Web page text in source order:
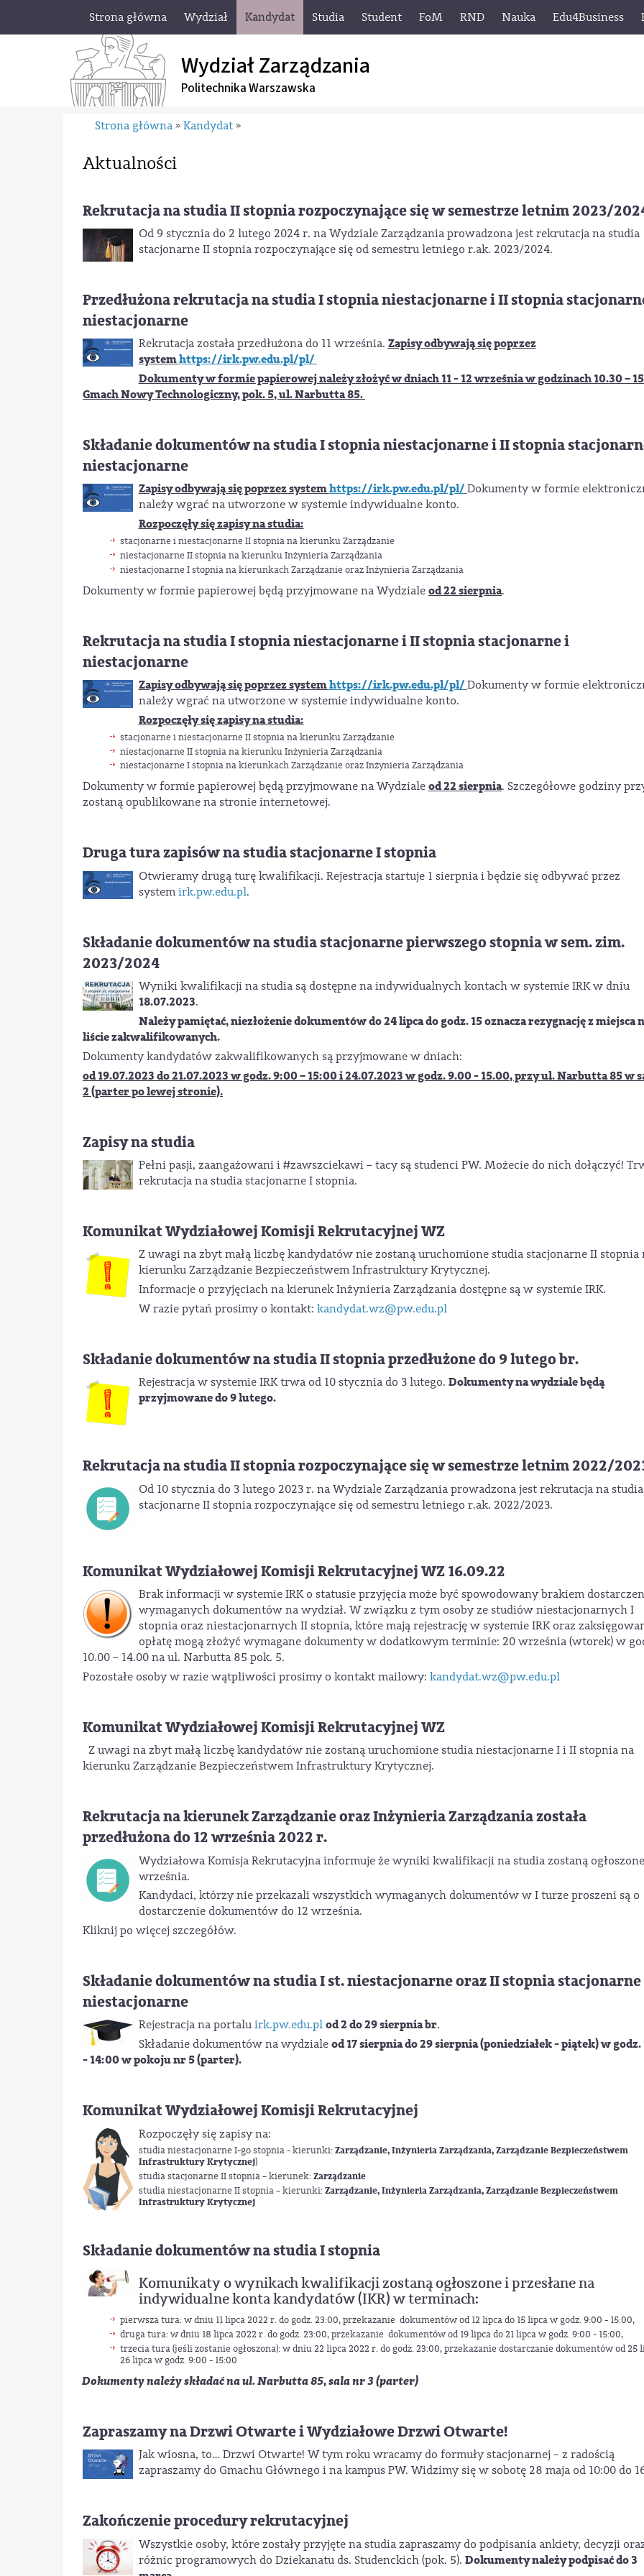
Strona główna Wydział Kandydat Studia Student FoM RND Nauka Edu4Business
Wydział Zarządzania
Politechnika Warszawska
Strona główna » Kandydat »
Aktualności
Rekrutacja na studia II stopnia rozpoczynające się w semestrze letnim 2023/
Od 9 stycznia do 2 lutego 2024 r. na Wydziale Zarządzania prowadzona jest rekrutacja na studia
stacjonarne II stopnia rozpoczynające się od semestru letniego r.ak. 2023/2024.
Przedłużona rekrutacja na studia I stopnia niestacjonarne i II stopnia
niestacjonarne
Rekrutacja została przedłużona do 11 września. Zapisy odbywają się poprzez
systemhttps://irk.pw.edu.pl/pl/
Dokumenty w formie papierowej należy złożyć w dniach 11 - 12 września w godzinach 10.30 –
Gmach Nowy Technologiczny, pok. 5, ul. Narbutta 85.
Składanie dokumentów na studia I stopnia niestacjonarne i II stopnia
niestacjonarne
Zapisy odbywają się poprzez systemhttps://irk.pw.edu.pl/pl/ Dokumenty w formie
należy wgrać na utworzone w systemie indywidualne konto.
Rozpoczęły się zapisy na studia:
stacjonarne i niestacjonarne II stopnia na kierunku Zarządzanie
niestacjonarne II stopnia na kierunku Inżynieria Zarządzania
niestacjonarne I stopnia na kierunkach Zarządzanie oraz Inżynieria Zarządzania
Dokumenty w formie papierowej będą przyjmowane na Wydziale od 22 sierpnia.
Rekrutacja na studia I stopnia niestacjonarne i II stopnia stacjonarne i
niestacjonarne
Zapisy odbywają się poprzez systemhttps://irk.pw.edu.pl/pl/ Dokumenty w formie
należy wgrać na utworzone w systemie indywidualne konto.
Rozpoczęły się zapisy na studia:
stacjonarne i niestacjonarne II stopnia na kierunku Zarządzanie
niestacjonarne II stopnia na kierunku Inżynieria Zarządzania
niestacjonarne I stopnia na kierunkach Zarządzanie oraz Inżynieria Zarządzania
Dokumenty w formie papierowej będą przyjmowane na Wydziale od 22 sierpnia. Szczegółowe godziny
zostaną opublikowane na stronie internetowej.
Druga tura zapisów na studia stacjonarne I stopnia
Otwieramy drugą turę kwalifikacji. Rejestracja startuje 1 sierpnia i będzie się odbywać przez
system irk.pw.edu.pl.
Składanie dokumentów na studia stacjonarne pierwszego stopnia w sem. zim.
2023/2024
Wyniki kwalifikacji na studia są dostępne na indywidualnych kontach w systemie IRK w dniu
18.07.2023.
Należy pamiętać, niezłożenie dokumentów do 24 lipca do godz. 15 oznacza rezygnację z miejsca
liście zakwalifikowanych.
Dokumenty kandydatów zakwalifikowanych są przyjmowane w dniach:
od 19.07.2023 do 21.07.2023w godz. 9:00 – 15:00 i 24.07.2023 w godz. 9.00 - 15.00, przy ul. Narbutta 85 w
2 (parter po lewej stronie).
Zapisy na studia
Pełni pasji, zaangażowani i #zawszciekawi – tacy są studenci PW. Możecie do nich dołączyć!
rekrutacja na studia stacjonarne I stopnia.
Komunikat Wydziałowej Komisji Rekrutacyjnej WZ
Z uwagi na zbyt małą liczbę kandydatów nie zostaną uruchomione studia stacjonarne II stopnia
kierunku Zarządzanie Bezpieczeństwem Infrastruktury Krytycznej.
Informacje o przyjęciach na kierunek Inżynieria Zarządzania dostępne są w systemie IRK.
W razie pytań prosimy o kontakt: kandydat.wz@pw.edu.pl
Składanie dokumentów na studia II stopnia przedłużone do 9 lutego br.
Rejestracja w systemie IRK trwa od 10 stycznia do 3 lutego. Dokumenty na wydziale będą
przyjmowane do 9 lutego.
Rekrutacja na studia II stopnia rozpoczynające się w semestrze letnim 2022/
Od 10 stycznia do 3 lutego 2023 r. na Wydziale Zarządzania prowadzona jest rekrutacja na studia
stacjonarne II stopnia rozpoczynające się od semestru letniego r.ak. 2022/2023.
Komunikat Wydziałowej Komisji Rekrutacyjnej WZ 16.09.22
Brak informacji w systemie IRK o statusie przyjęcia może być spowodowany brakiem
wymaganych dokumentów na wydział. W związku z tym osoby ze studiów niestacjonarnych I
stopnia oraz niestacjonarnych II stopnia, które mają rejestrację w systemie IRK oraz
opłatę mogą złożyć wymagane dokumenty w dodatkowym terminie: 20 września (wtorek) w
10.00 – 14.00 na ul. Narbutta 85 pok. 5.
Pozostałe osoby w razie wątpliwości prosimy o kontakt mailowy: kandydat.wz@pw.edu.pl
Komunikat Wydziałowej Komisji Rekrutacyjnej WZ
Z uwagi na zbyt małą liczbę kandydatów nie zostaną uruchomione studia niestacjonarne I i II stopnia na
kierunku Zarządzanie Bezpieczeństwem Infrastruktury Krytycznej.
Rekrutacja na kierunek Zarządzanie oraz Inżynieria Zarządzania została
przedłużona do 12 września 2022 r.
Wydziałowa Komisja Rekrutacyjna informuje że wyniki kwalifikacji na studia zostaną
września.
Kandydaci, którzy nie przekazali wszystkich wymaganych dokumentów w I turze proszeni są o
dostarczenie dokumentów do 12 września.
Kliknij po więcej szczegółów.
Składanie dokumentów na studia I st. niestacjonarne oraz II stopnia
niestacjonarne
Rejestracja na portalu irk.pw.edu.pl od 2 do 29 sierpnia br.
Składanie dokumentów na wydziale od 17 sierpnia do 29 sierpnia (poniedziałek - piątek) w
- 14:00 w pokoju nr 5 (parter).
Komunikat Wydziałowej Komisji Rekrutacyjnej
Rozpoczęły się zapisy na:
studia niestacjonarne I-go stopnia - kierunki:Zarządzanie, Inżynieria Zarządzania, Zarządzanie Bezpieczeństwem
Infrastruktury Krytycznej)
studia stacjonarne II stopnia – kierunek:Zarządzanie
studia niestacjonarne II stopnia – kierunki:Zarządzanie, Inżynieria Zarządzania, Zarządzanie Bezpieczeństwem
Infrastruktury Krytycznej
Składanie dokumentów na studia I stopnia
Komunikaty o wynikach kwalifikacji zostaną ogłoszone i przesłane na
indywidualne konta kandydatów (IKR) w terminach:
pierwsza tura: w dniu 11 lipca 2022 r. do godz. 23:00, przekazanie dokumentów od 12 lipca do 15 lipca w godz. 9:00 - 15:00,
druga tura: w dniu 18 lipca 2022 r. do godz. 23:00, przekazanie dokumentów od 19 lipca do 21 lipca w godz. 9:00 - 15:00,
trzecia tura (jeśli zostanie ogłoszona): w dniu 22 lipca 2022 r. do godz. 23:00, przekazanie dostarczanie dokumentów od 25
26 lipca w godz. 9:00 - 15:00
Dokumenty należy składać na ul. Narbutta 85, sala nr 3 (parter)
Zapraszamy na Drzwi Otwarte i Wydziałowe Drzwi Otwarte!
Jak wiosna, to… Drzwi Otwarte! W tym roku wracamy do formuły stacjonarnej – z radością
zapraszamy do Gmachu Głównego i na kampus PW. Widzimy się w sobotę 28 maja od 10:00 do
Zakończenie procedury rekrutacyjnej
Wszystkie osoby, które zostały przyjęte na studia zapraszamy do podpisania ankiety, decyzji
różnic programowych do Dziekanatu ds. Studenckich (pok. 5). Dokumenty należy podpisać do 3